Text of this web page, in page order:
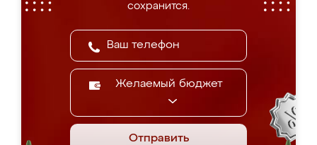
сохранится.
Желаемый бюджет
Отправить